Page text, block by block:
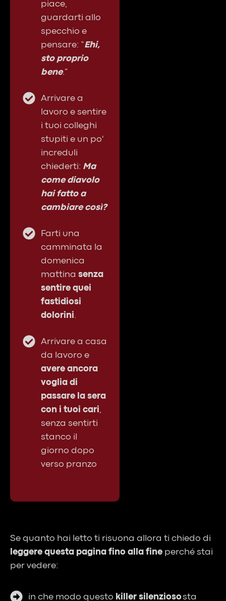
piace,
guardarti allo
specchio e
pensare: “Ehi,
sto proprio
bene.”
Arrivare a
lavoro e sentire
i tuoi colleghi
stupiti e un po'
increduli
chiederti: Ma
come diavolo
hai fatto a
cambiare così?
Farti una
camminata la
domenica
mattinasenza
sentire quei
fastidiosi
dolorini .
Arrivare a casa
da lavoro e
avere ancora
voglia di
passare la sera
con i tuoi cari ,
senza sentirti
stanco il
giorno dopo
verso pranzo
Se quanto hai letto ti risuona allora ti chiedo di
leggere questa pagina fino alla fine perché stai
per vedere:
in che modo questo killer silenziososta